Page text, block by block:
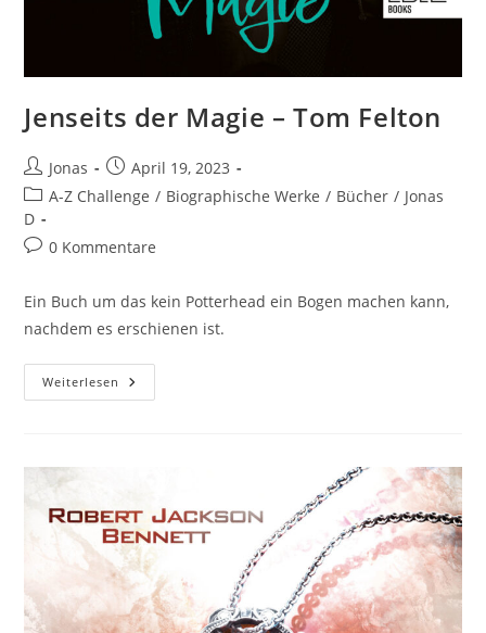
Jenseits der Magie – Tom Felton
Jonas
April 19, 2023
A-Z Challenge / Biographische Werke / Bücher / Jonas
D
0 Kommentare
Ein Buch um das kein Potterhead ein Bogen machen kann,
nachdem es erschienen ist.
Weiterlesen